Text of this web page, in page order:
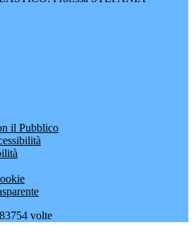
il Pubblico
83754 volte